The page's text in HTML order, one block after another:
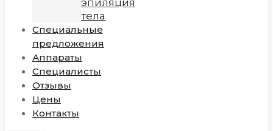
эпиляция
тела
Специальные
предложения
Аппараты
Специалисты
Отзывы
Цены
Контакты